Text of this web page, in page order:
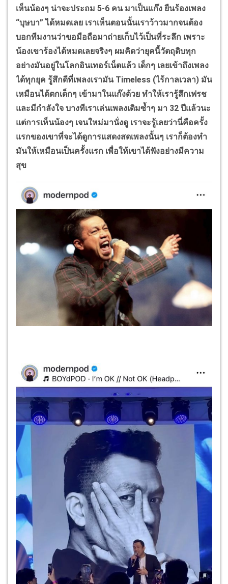
เห็นน้องๆ น่าจะประถม 5-6 คน มาเป็นแก๊ง ยืนร้องเพลง
“บุษบา” ได้หมดเลย เราเห็นตอนนั้นเราว้าวมากจนต้อง
บอกทีมงานว่าขอมือถือมาถ่ายเก็บไว้เป็นที่ระลึก เพราะ
น้องเขาร้องได้หมดเลยจริงๆ ผมคิดว่ายุคนี้วัตถุดิบทุก
อย่างมันอยู่ในโลกอินเทอร์เน็ตแล้ว เด็กๆ เลยเข้าถึงเพลง
ได้ทุกยุค รู้สึกดีที่เพลงเรามัน Timeless (ไร้กาลเวลา) มัน
เหมือนได้ตกเด็กๆ เข้ามาในแก๊งด้วย ทำให้เรารู้สึกเฟรช
และมีกำลังใจ บางทีเราเล่นเพลงเดิมซ้ำๆ มา 32 ปีแล้วนะ
แต่การเห็นน้องๆ เจนใหม่มานั่งดู เราจะรู้เลยว่านี่คือครั้ง
แรกของเขาที่จะได้ดูการแสดงสดเพลงนั้นๆ เราก็ต้องทำ
มันให้เหมือนเป็นครั้งแรก เพื่อให้เขาได้ฟังอย่างมีความ
สุข